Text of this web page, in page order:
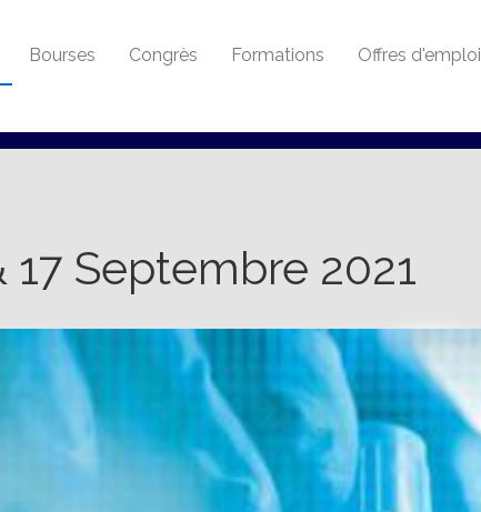
Bourses Congrès Formations Offres d'emploi
17 Septembre 2021